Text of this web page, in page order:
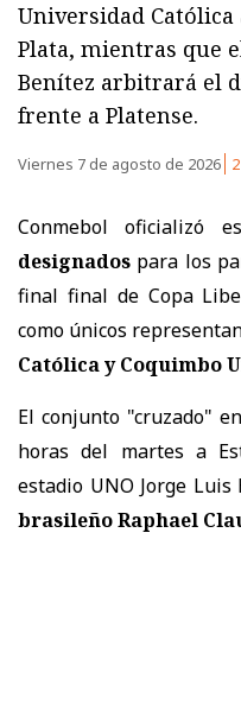
Universidad
Plata, mientras que
Benítez arbitrará el
frente a Platense.
Viernes 7 de agosto de 2026
Conmebol oficializó
designados para los
final final de Copa
como únicos
Católica y Coquimbo
El conjunto "cruzado"
horas del martes a
estadio UNO Jorge
brasileño Raphael